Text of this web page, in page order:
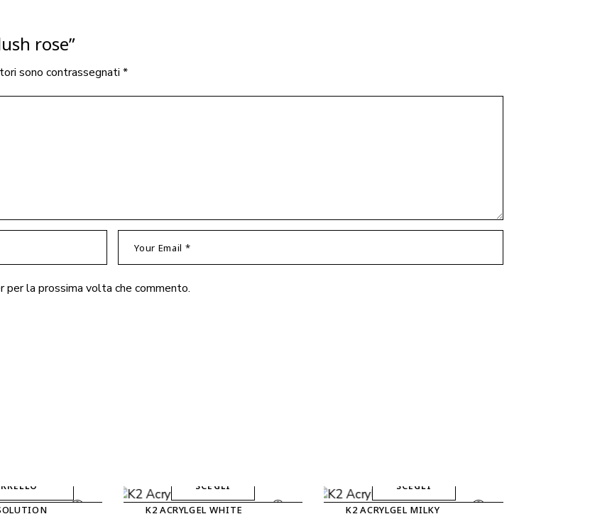
rose”
sono contrassegnati *
la prossima volta che commento.
SCEGLI
Questo
K2 ACRYLGEL WHITE
SCEGLI
Questo
K2 ACRYLGEL MILKY